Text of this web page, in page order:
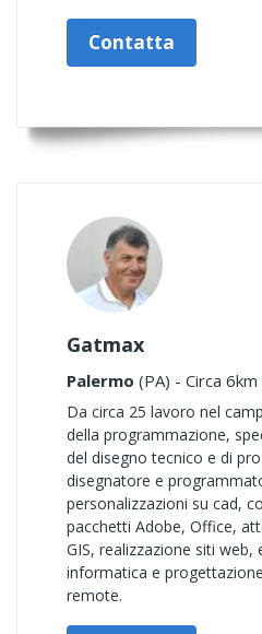
Contatta
Gatmax
Palermo (PA) - Circa
Da circa 25 lavoro nel
della programmazione,
del disegno tecnico e di
disegnatore e
personalizzazioni su cad,
pacchetti Adobe, Office,
GIS, realizzazione siti
informatica e
remote.